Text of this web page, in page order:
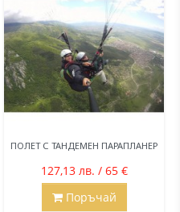
ПОЛЕТ С ТАНДЕМЕН ПАРАПЛАНЕР
127,13 лв. / 65 €
Поръчай